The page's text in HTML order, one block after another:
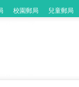
校園郵局 兒童郵局